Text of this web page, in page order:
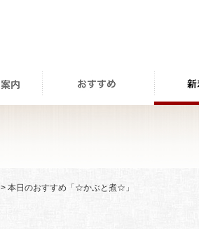
> 本日のおすすめ「☆かぶと煮☆」